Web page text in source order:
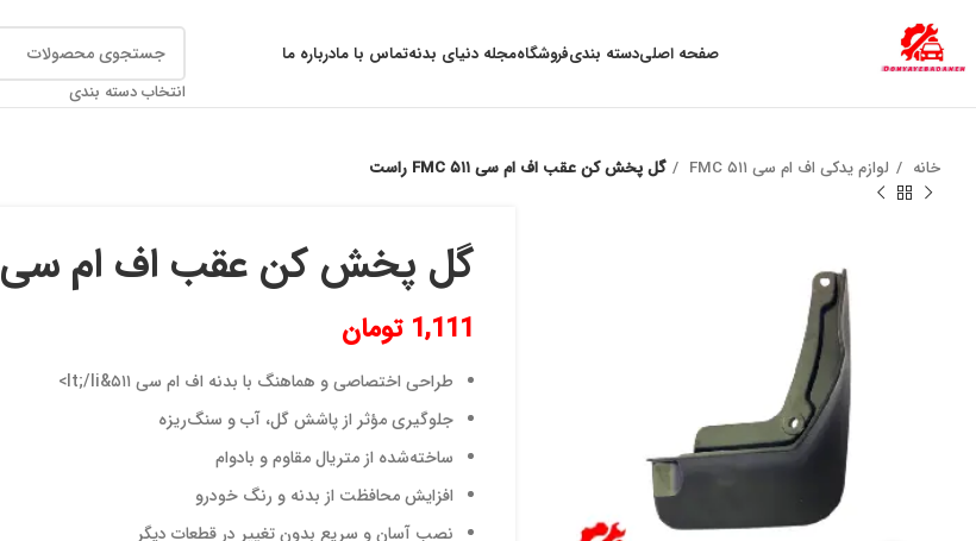
صفحه اصلیدسته بندیفروشگاهمجله دنیای بدنهتماس با مادرباره ما
انتخاب دسته بندی
خانه لوازم یدکی اف ام سی ۵۱۱ FMC گل پخش کن عقب اف ام سی ۵۱۱ FMC راست
گل پخش کن عقب اف ام سی ۵۱۱ FMC راست
1,111 تومان
طراحی اختصاصی و هماهنگ با بدنه اف ام سی ۵۱۱&lt;/li>
جلوگیری مؤثر از پاشش گل، آب و سنگ‌ریزه
ساخته‌شده از متریال مقاوم و بادوام
افزایش محافظت از بدنه و رنگ خودرو
نصب آسان و سریع بدون تغییر در قطعات دیگر
به علت نوسان ارز ، لطفا قبل از خرید تماس بگیرید.